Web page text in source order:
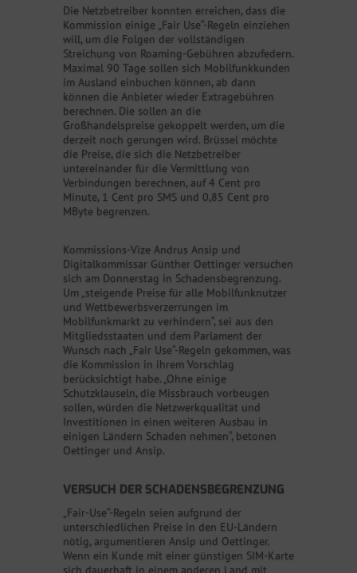
Die Netzbetreiber konnten erreichen, dass die
Kommission einige „Fair Use“-Regeln einziehen
will, um die Folgen der vollständigen
Streichung von Roaming-Gebühren abzufedern.
Maximal 90 Tage sollen sich Mobilfunkkunden
im Ausland einbuchen können, ab dann
können die Anbieter wieder Extragebühren
berechnen. Die sollen an die
Großhandelspreise gekoppelt werden, um die
derzeit noch gerungen wird. Brüssel möchte
die Preise, die sich die Netzbetreiber
untereinander für die Vermittlung von
Verbindungen berechnen, auf 4 Cent pro
Minute, 1 Cent pro SMS und 0,85 Cent pro
MByte begrenzen.
Kommissions-Vize Andrus Ansip und
Digitalkommissar Günther Oettinger versuchen
sich am Donnerstag in Schadensbegrenzung.
Um „steigende Preise für alle Mobilfunknutzer
und Wettbewerbsverzerrungen im
Mobilfunkmarkt zu verhindern“, sei aus den
Mitgliedsstaaten und dem Parlament der
Wunsch nach „Fair Use“-Regeln gekommen, was
die Kommission in ihrem Vorschlag
berücksichtigt habe. „Ohne einige
Schutzklauseln, die Missbrauch vorbeugen
sollen, würden die Netzwerkqualität und
Investitionen in einen weiteren Ausbau in
einigen Ländern Schaden nehmen“, betonen
Oettinger und Ansip.
VERSUCH DER SCHADENSBEGRENZUNG
„Fair-Use“-Regeln seien aufgrund der
unterschiedlichen Preise in den EU-Ländern
nötig, argumentieren Ansip und Oettinger.
Wenn ein Kunde mit einer günstigen SIM-Karte
sich dauerhaft in einem anderen Land mit